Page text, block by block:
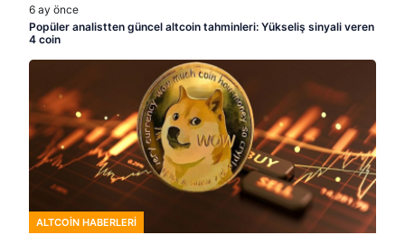
6 ay önce
Popüler analistten güncel altcoin tahminleri: Yükseliş sinyali veren
4 coin
ALTCOIN HABERLERI